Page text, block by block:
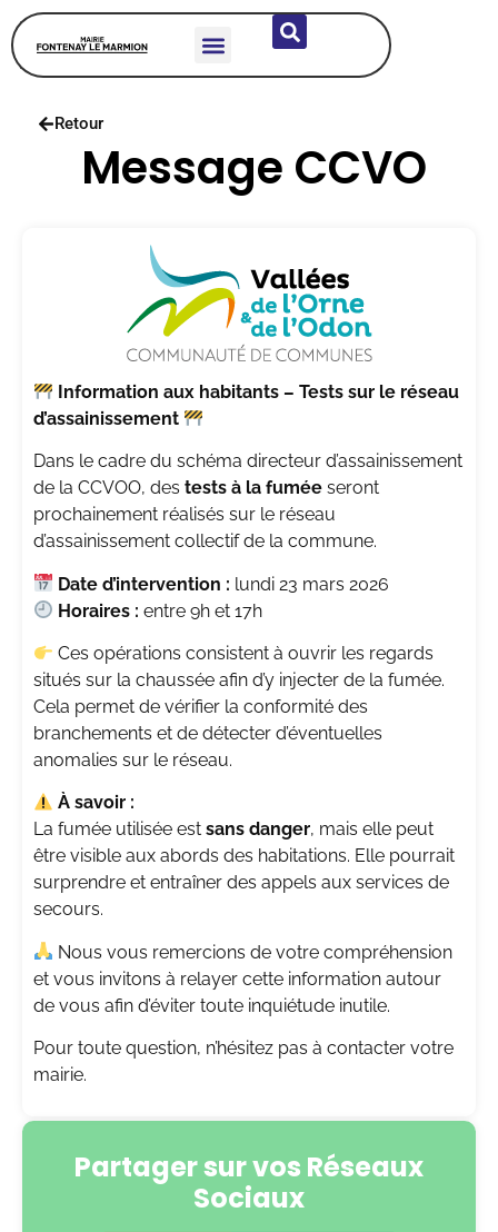
Retour
Message CCVO
Information aux habitants – Tests sur le réseau
d’assainissement
Dans le cadre du schéma directeur d’assainissement
de la CCVOO, des tests à la fumée seront
prochainement réalisés sur le réseau
d’assainissement collectif de la commune.
Date d’intervention : lundi 23 mars 2026
Horaires : entre 9h et 17h
Ces opérations consistent à ouvrir les regards
situés sur la chaussée afin d’y injecter de la fumée.
Cela permet de vérifier la conformité des
branchements et de détecter d’éventuelles
anomalies sur le réseau.
À savoir :
La fumée utilisée est sans danger, mais elle peut
être visible aux abords des habitations. Elle pourrait
surprendre et entraîner des appels aux services de
secours.
Nous vous remercions de votre compréhension
et vous invitons à relayer cette information autour
de vous afin d’éviter toute inquiétude inutile.
Pour toute question, n’hésitez pas à contacter votre
mairie.
Partager sur vos Réseaux
Sociaux